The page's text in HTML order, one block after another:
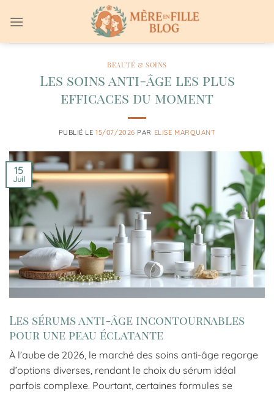
au
BEAUTÉ & SOINS
Les soins anti-âge les plus
efficaces du moment
PUBLIÉ LE15/07/2026 PAR ELISE MARQUANT
15
Juil
Les sérums anti-âge incontournables
pour une peau éclatante
À l’aube de 2026, le marché des soins anti-âge regorge
d’options diverses, rendant le choix du sérum idéal
parfois complexe. Pourtant, certaines formules se